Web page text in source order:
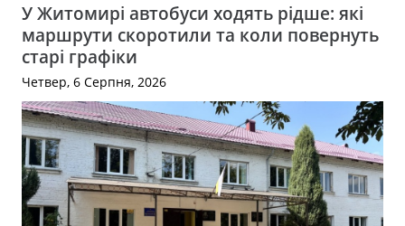
У Житомирі автобуси ходять рідше: які
маршрути скоротили та коли повернуть
старі графіки
Четвер, 6 Серпня, 2026